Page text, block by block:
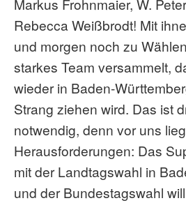
Markus Frohnmaier, W.
Rebecca Weißbrodt! Mit
und morgen noch zu
starkes Team versammelt,
wieder in Baden-
Strang ziehen wird. Das ist
notwendig, denn vor uns
Herausforderungen: Das
mit der Landtagswahl in
und der Bundestagswahl